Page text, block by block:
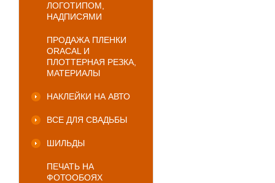
ЛОГОТИПОМ,
НАДПИСЯМИ
ПРОДАЖА ПЛЕНКИ
ORACAL И
ПЛОТТЕРНАЯ РЕЗКА,
МАТЕРИАЛЫ
НАКЛЕЙКИ НА АВТО
ВСЕ ДЛЯ СВАДЬБЫ
ШИЛЬДЫ
ПЕЧАТЬ НА
ФОТООБОЯХ